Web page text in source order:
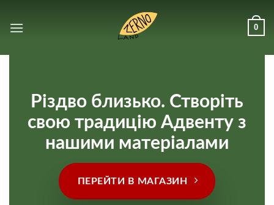
0
Різдво близько. Створіть
свою традицію Адвенту з
нашими матеріалами
ПЕРЕЙТИ В МАГАЗИН